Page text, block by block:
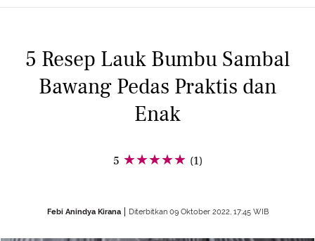
5 Resep Lauk Bumbu Sambal
Bawang Pedas Praktis dan
Enak
5 (1)
Febi Anindya Kirana Diterbitkan 09 Oktober 2022, 17:45 WIB